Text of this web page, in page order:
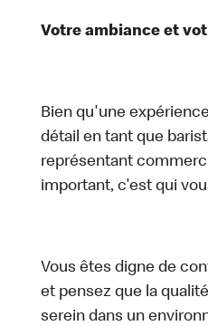
Votre ambiance et
Bien qu'une
détail en tant que
représentant
important, c'est qui
Vous êtes digne de
et pensez que la
serein dans un